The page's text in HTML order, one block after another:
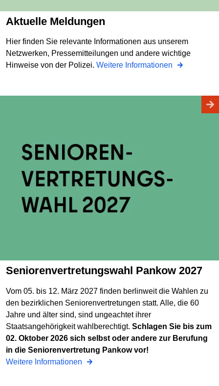
Aktuelle Meldungen
Hier finden Sie relevante Informationen aus unserem
Netzwerken, Pressemitteilungen und andere wichtige
Hinweise von der Polizei. Weitere Informationen
Seniorenvertretungswahl Pankow 2027
Vom 05. bis 12. März 2027 finden berlinweit die Wahlen zu
den bezirklichen Seniorenvertretungen statt. Alle, die 60
Jahre und älter sind, sind ungeachtet ihrer
Staatsangehörigkeit wahlberechtigt. Schlagen Sie bis zum
02. Oktober 2026 sich selbst oder andere zur Berufung
in die Seniorenvertretung Pankow vor!
Weitere Informationen